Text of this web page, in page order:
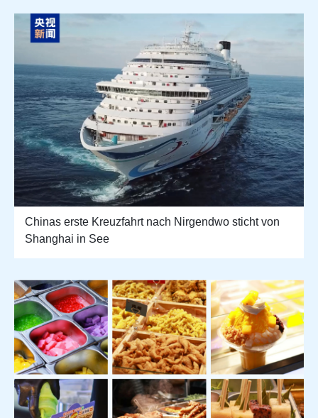
Chinas erste Kreuzfahrt nach Nirgendwo sticht von
Shanghai in See